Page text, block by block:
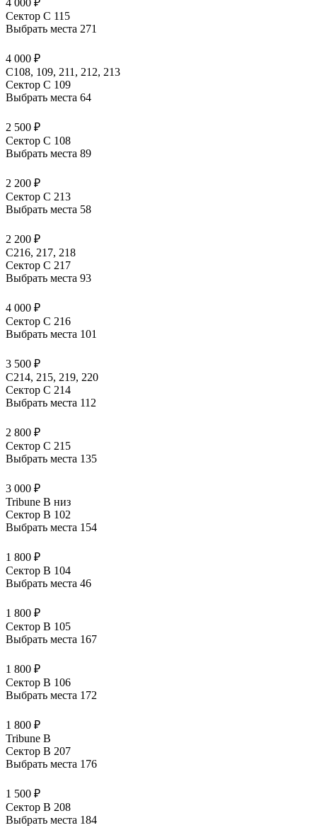
Сектор C 115
Выбрать места 271
4 000 ₽
С108, 109, 211, 212, 213
Сектор C 109
Выбрать места 64
2 500 ₽
Сектор C 108
Выбрать места 89
2 200 ₽
Сектор C 213
Выбрать места 58
2 200 ₽
С216, 217, 218
Сектор C 217
Выбрать места 93
4 000 ₽
Сектор C 216
Выбрать места 101
3 500 ₽
С214, 215, 219, 220
Сектор C 214
Выбрать места 112
2 800 ₽
Сектор C 215
Выбрать места 135
3 000 ₽
Tribune B низ
Сектор B 102
Выбрать места 154
1 800 ₽
Сектор B 104
Выбрать места 46
1 800 ₽
Сектор B 105
Выбрать места 167
1 800 ₽
Сектор B 106
Выбрать места 172
1 800 ₽
Tribune B
Сектор B 207
Выбрать места 176
1 500 ₽
Сектор B 208
Выбрать места 184